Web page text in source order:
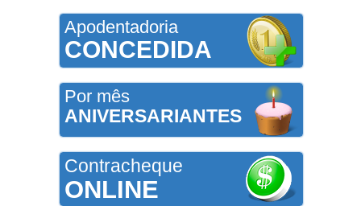
Apodentadoria
CONCEDIDA
Por mês
ANIVERSARIANTES
Contracheque
ONLINE